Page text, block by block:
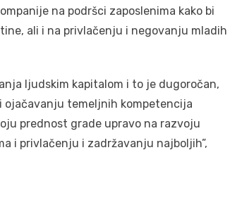
na podršci zaposlenima kako bi
ali i na privlačenju i negovаnju mladih
ljudskim kapitalom i to je dugoročan,
temeljnih kompetencija
prednost grade upravo na razvoju
i privlačenju i zadržavanju najboljih”,